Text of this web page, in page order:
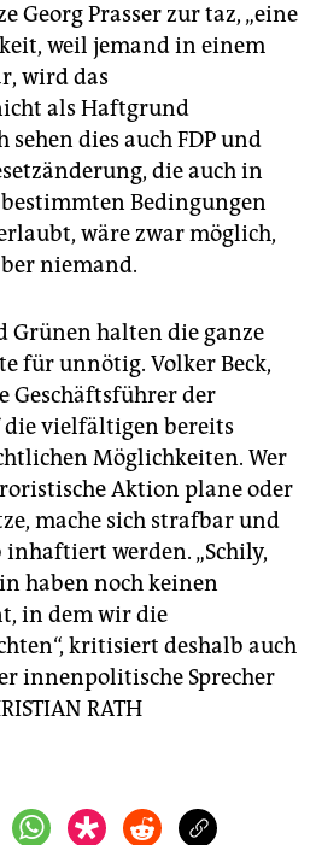
Georg Prasser zur taz, „eine
weil jemand in einem
wird das
als Haftgrund
dies auch FDP und
die auch in
Bedingungen
wäre zwar möglich,
niemand.
Grünen halten die ganze
für unnötig. Volker Beck,
Geschäftsführer der
die vielfältigen bereits
Möglichkeiten. Wer
Aktion plane oder
mache sich strafbar und
werden. „Schily,
haben noch keinen
in dem wir die
kritisiert deshalb auch
innenpolitische Sprecher
RATH